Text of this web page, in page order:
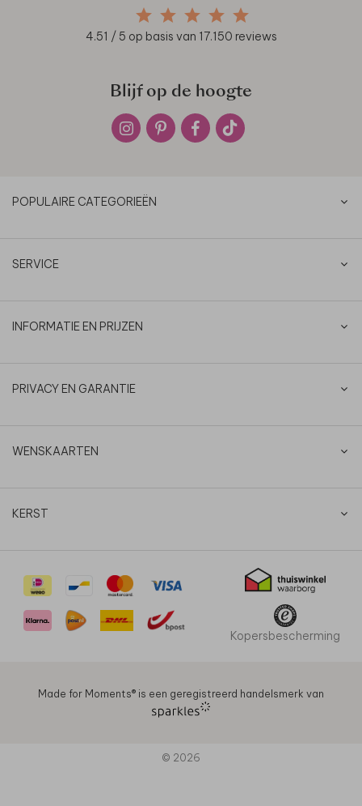
4.51 / 5 op basis van 17.150 reviews
Blijf op de hoogte
POPULAIRE CATEGORIEËN
SERVICE
INFORMATIE EN PRIJZEN
PRIVACY EN GARANTIE
WENSKAARTEN
KERST
Kopersbescherming
Made for Moments®️ is een geregistreerd handelsmerk van
© 2026